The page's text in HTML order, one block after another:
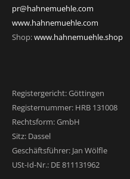
pr@hahnemuehle.com
www.hahnemuehle.com
Shop:www.hahnemuehle.shop
Registergericht: Göttingen
Registernummer: HRB 131008
Rechtsform: GmbH
Sitz: Dassel
Geschäftsführer: Jan Wölfle
USt-Id-Nr.: DE 811131962